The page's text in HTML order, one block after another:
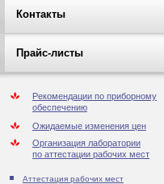
Контакты
Прайс-листы
Рекомендации по приборному
обеспечению
Ожидаемые изменения цен
Организация лаборатории
по аттестации рабочих мест
Аттестация рабочих мест